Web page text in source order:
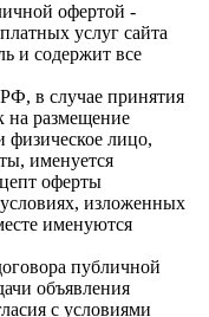
офертой -
услуг сайта
и содержит все
в случае принятия
на размещение
физическое лицо,
именуется
оферты
изложенных
именуются
публичной
объявления
с условиями